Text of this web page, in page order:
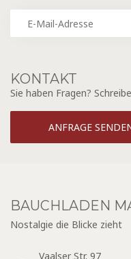
KONTAKT
Sie haben Fragen?
ANFRAGE
BAUCHLADEN
Nostalgie die Blicke zieht
Vaalser Str. 97